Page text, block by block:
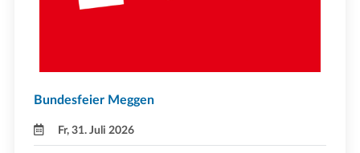
Bundesfeier Meggen
Fr, 31. Juli 2026